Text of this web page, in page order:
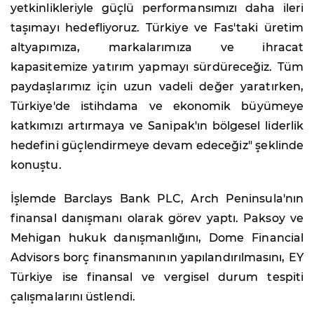
yetkinlikleriyle güçlü performansımızı daha ileri
taşımayı hedefliyoruz. Türkiye ve Fas'taki üretim
altyapımıza, markalarımıza ve ihracat
kapasitemize yatırım yapmayı sürdüreceğiz. Tüm
paydaşlarımız için uzun vadeli değer yaratırken,
Türkiye'de istihdama ve ekonomik büyümeye
katkımızı artırmaya ve Sanipak'ın bölgesel liderlik
hedefini güçlendirmeye devam edeceğiz" şeklinde
konuştu.
İşlemde Barclays Bank PLC, Arch Peninsula'nın
finansal danışmanı olarak görev yaptı. Paksoy ve
Mehigan hukuk danışmanlığını, Dome Financial
Advisors borç finansmanının yapılandırılmasını, EY
Türkiye ise finansal ve vergisel durum tespiti
çalışmalarını üstlendi.